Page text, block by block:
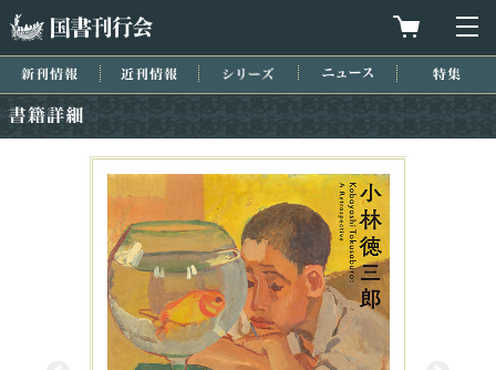
買物カゴを
新刊情報 近刊情報 シリーズ ニュース